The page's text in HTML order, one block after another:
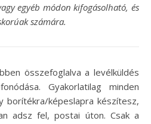
egyéb módon kifogásolható, és
számára.
összefoglalva a levélküldés
Gyakorlatilag minden
borítékra/képeslapra készítesz,
adsz fel, postai úton. Csak a